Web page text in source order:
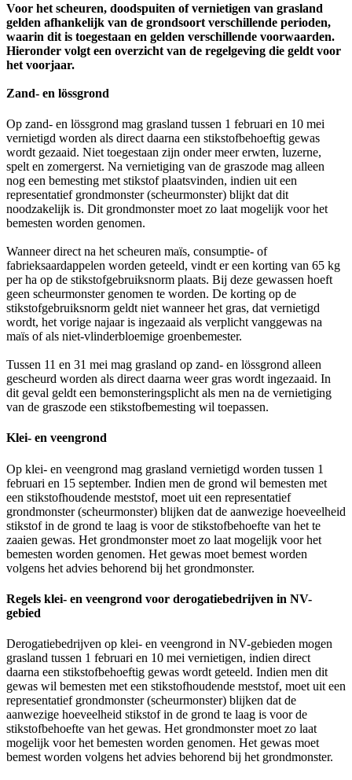
Voor het scheuren, doodspuiten of vernietigen van grasland
gelden afhankelijk van de grondsoort verschillende perioden,
waarin dit is toegestaan en gelden verschillende voorwaarden.
Hieronder volgt een overzicht van de regelgeving die geldt voor
het voorjaar.
Zand- en lössgrond
Op zand- en lössgrond mag grasland tussen 1 februari en 10 mei
vernietigd worden als direct daarna een stikstofbehoeftig gewas
wordt gezaaid. Niet toegestaan zijn onder meer erwten, luzerne,
spelt en zomergerst. Na vernietiging van de graszode mag alleen
nog een bemesting met stikstof plaatsvinden, indien uit een
representatief grondmonster (scheurmonster) blijkt dat dit
noodzakelijk is. Dit grondmonster moet zo laat mogelijk voor het
bemesten worden genomen.
Wanneer direct na het scheuren maïs, consumptie- of
fabrieksaardappelen worden geteeld, vindt er een korting van 65 kg
per ha op de stikstofgebruiksnorm plaats. Bij deze gewassen hoeft
geen scheurmonster genomen te worden. De korting op de
stikstofgebruiksnorm geldt niet wanneer het gras, dat vernietigd
wordt, het vorige najaar is ingezaaid als verplicht vanggewas na
maïs of als niet-vlinderbloemige groenbemester.
Tussen 11 en 31 mei mag grasland op zand- en lössgrond alleen
gescheurd worden als direct daarna weer gras wordt ingezaaid. In
dit geval geldt een bemonsteringsplicht als men na de vernietiging
van de graszode een stikstofbemesting wil toepassen.
Klei- en veengrond
Op klei- en veengrond mag grasland vernietigd worden tussen 1
februari en 15 september. Indien men de grond wil bemesten met
een stikstofhoudende meststof, moet uit een representatief
grondmonster (scheurmonster) blijken dat de aanwezige hoeveelheid
stikstof in de grond te laag is voor de stikstofbehoefte van het te
zaaien gewas. Het grondmonster moet zo laat mogelijk voor het
bemesten worden genomen. Het gewas moet bemest worden
volgens het advies behorend bij het grondmonster.
Regels klei- en veengrond voor derogatiebedrijven in NV-
gebied
Derogatiebedrijven op klei- en veengrond in NV-gebieden mogen
grasland tussen 1 februari en 10 mei vernietigen, indien direct
daarna een stikstofbehoeftig gewas wordt geteeld. Indien men dit
gewas wil bemesten met een stikstofhoudende meststof, moet uit een
representatief grondmonster (scheurmonster) blijken dat de
aanwezige hoeveelheid stikstof in de grond te laag is voor de
stikstofbehoefte van het gewas. Het grondmonster moet zo laat
mogelijk voor het bemesten worden genomen. Het gewas moet
bemest worden volgens het advies behorend bij het grondmonster.